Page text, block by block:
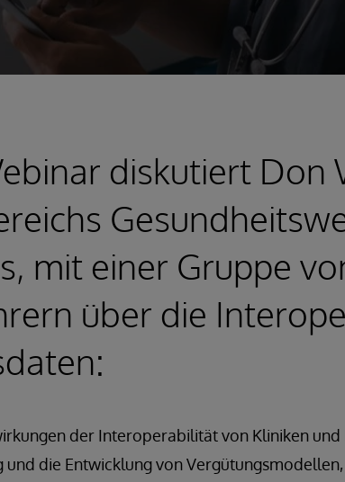
diskutiert Don
mit einer Gruppe
über die
der Interoperabilität von Kliniken und
und die Entwicklung von